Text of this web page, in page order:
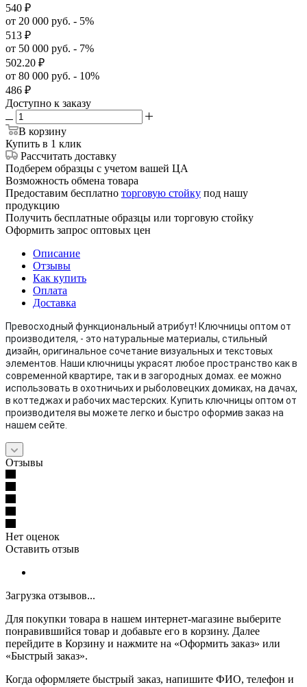
540 ₽
от 20 000 руб. - 5%
513 ₽
от 50 000 руб. - 7%
502.20 ₽
от 80 000 руб. - 10%
486 ₽
Доступно к заказу
В корзину
Купить в 1 клик
Рассчитать доставку
Подберем образцы с учетом вашей ЦА
Возможность обмена товара
Предоставим бесплатно торговую стойку под нашу
продукцию
Получить бесплатные образцы или торговую стойку
Оформить запрос оптовых цен
Описание
Отзывы
Как купить
Оплата
Доставка
Превосходный функциональный атрибут! Ключницы оптом от
производителя, - это натуральные материалы, стильный
дизайн, оригинальное сочетание визуальных и текстовых
элементов. Наши ключницы украсят любое пространство как в
современной квартире, так и в загородных домах. ее можно
использовать в охотничьих и рыболовецких домиках, на дачах,
в коттеджах и рабочих мастерских. Купить ключницы оптом от
производителя вы можете легко и быстро оформив заказ на
нашем сейте.
Отзывы
Нет оценок
Оставить отзыв
Загрузка отзывов...
Для покупки товара в нашем интернет-магазине выберите
понравившийся товар и добавьте его в корзину. Далее
перейдите в Корзину и нажмите на «Оформить заказ» или
«Быстрый заказ».
Когда оформляете быстрый заказ, напишите ФИО, телефон и